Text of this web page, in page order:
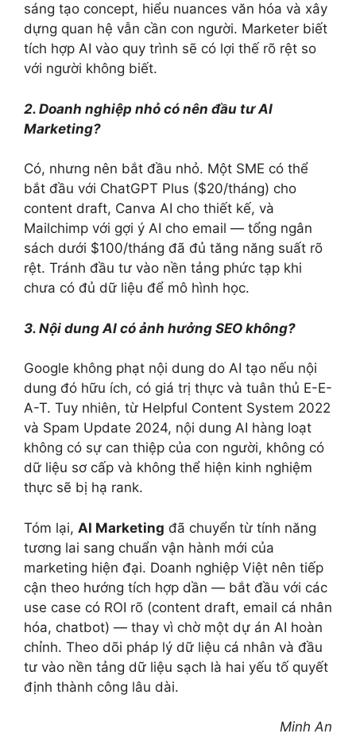
sáng tạo concept, hiểu nuances văn hóa và xây
dựng quan hệ vẫn cần con người. Marketer biết
tích hợp AI vào quy trình sẽ có lợi thế rõ rệt so
với người không biết.
2. Doanh nghiệp nhỏ có nên đầu tư AI
Marketing?
Có, nhưng nên bắt đầu nhỏ. Một SME có thể
bắt đầu với ChatGPT Plus ($20/tháng) cho
content draft, Canva AI cho thiết kế, và
Mailchimp với gợi ý AI cho email — tổng ngân
sách dưới $100/tháng đã đủ tăng năng suất rõ
rệt. Tránh đầu tư vào nền tảng phức tạp khi
chưa có đủ dữ liệu để mô hình học.
3. Nội dung AI có ảnh hưởng SEO không?
Google không phạt nội dung do AI tạo nếu nội
dung đó hữu ích, có giá trị thực và tuân thủ E-E-
A-T. Tuy nhiên, từ Helpful Content System 2022
và Spam Update 2024, nội dung AI hàng loạt
không có sự can thiệp của con người, không có
dữ liệu sơ cấp và không thể hiện kinh nghiệm
thực sẽ bị hạ rank.
Tóm lại, AI Marketing đã chuyển từ tính năng
tương lai sang chuẩn vận hành mới của
marketing hiện đại. Doanh nghiệp Việt nên tiếp
cận theo hướng tích hợp dần — bắt đầu với các
use case có ROI rõ (content draft, email cá nhân
hóa, chatbot) — thay vì chờ một dự án AI hoàn
chỉnh. Theo dõi pháp lý dữ liệu cá nhân và đầu
tư vào nền tảng dữ liệu sạch là hai yếu tố quyết
định thành công lâu dài.
Minh An